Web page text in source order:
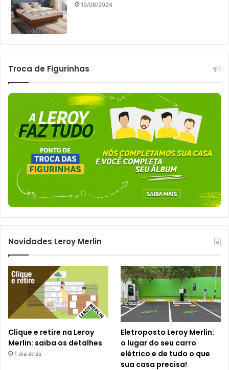
19/06/2024
Troca de Figurinhas
Novidades Leroy Merlin
Clique e retire na Leroy
Merlin: saiba os detalhes
1 dia atrás
Eletroposto Leroy Merlin:
o lugar do seu carro
elétrico e de tudo o que
sua casa precisa!